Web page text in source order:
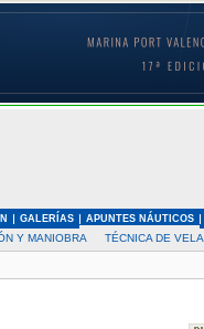
GALERÍAS APUNTES NÁUTICOS
Y MANIOBRA TÉCNICA DE VELA